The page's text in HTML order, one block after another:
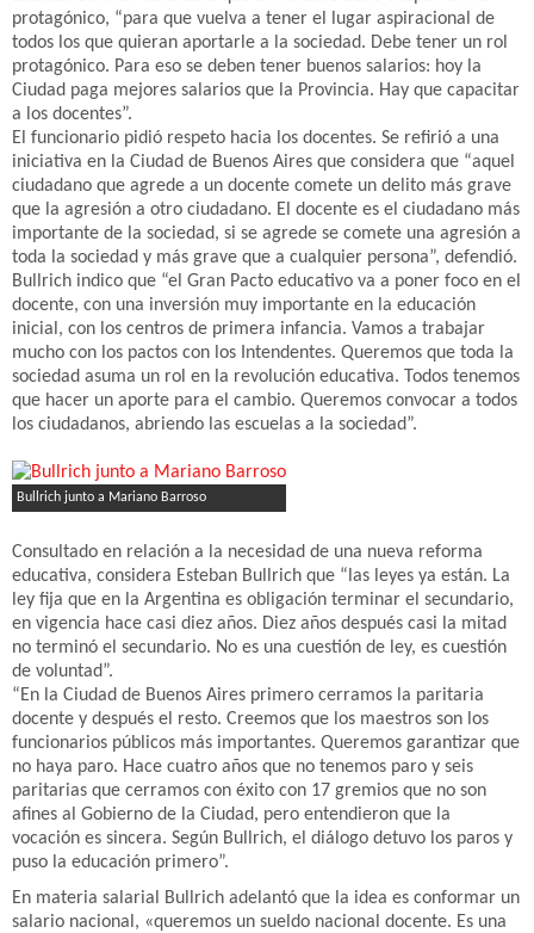
protagónico, “para que vuelva a tener el lugar aspiracional de
todos los que quieran aportarle a la sociedad. Debe tener un rol
protagónico. Para eso se deben tener buenos salarios: hoy la
Ciudad paga mejores salarios que la Provincia. Hay que capacitar
a los docentes”.
El funcionario pidió respeto hacia los docentes. Se refirió a una
iniciativa en la Ciudad de Buenos Aires que considera que “aquel
ciudadano que agrede a un docente comete un delito más grave
que la agresión a otro ciudadano. El docente es el ciudadano más
importante de la sociedad, si se agrede se comete una agresión a
toda la sociedad y más grave que a cualquier persona”, defendió.
Bullrich indico que “el Gran Pacto educativo va a poner foco en el
docente, con una inversión muy importante en la educación
inicial, con los centros de primera infancia. Vamos a trabajar
mucho con los pactos con los Intendentes. Queremos que toda la
sociedad asuma un rol en la revolución educativa. Todos tenemos
que hacer un aporte para el cambio. Queremos convocar a todos
los ciudadanos, abriendo las escuelas a la sociedad”.
Bullrich junto a Mariano Barroso
Consultado en relación a la necesidad de una nueva reforma
educativa, considera Esteban Bullrich que “las leyes ya están. La
ley fija que en la Argentina es obligación terminar el secundario,
en vigencia hace casi diez años. Diez años después casi la mitad
no terminó el secundario. No es una cuestión de ley, es cuestión
de voluntad”.
“En la Ciudad de Buenos Aires primero cerramos la paritaria
docente y después el resto. Creemos que los maestros son los
funcionarios públicos más importantes. Queremos garantizar que
no haya paro. Hace cuatro años que no tenemos paro y seis
paritarias que cerramos con éxito con 17 gremios que no son
afines al Gobierno de la Ciudad, pero entendieron que la
vocación es sincera. Según Bullrich, el diálogo detuvo los paros y
puso la educación primero”.
En materia salarial Bullrich adelantó que la idea es conformar un
salario nacional, «queremos un sueldo nacional docente. Es una